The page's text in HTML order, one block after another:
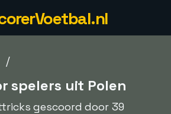
/
spelers uit Polen
gescoord door 39